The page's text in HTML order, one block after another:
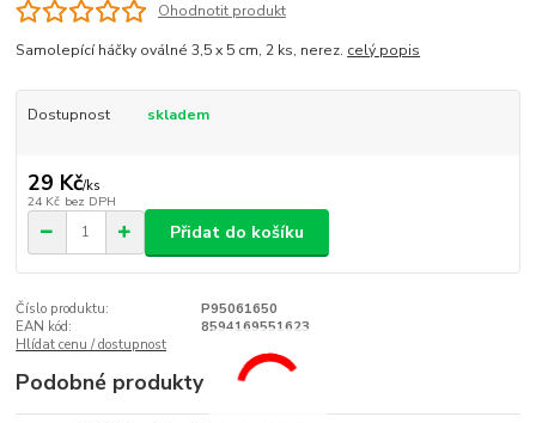
Ohodnotit produkt
Samolepící háčky oválné 3,5 x 5 cm, 2 ks, nerez. celý popis
Dostupnost skladem
29 Kč/ks
24 Kč bez DPH
Přidat do košíku
Číslo produktu:
P95061650
EAN kód:
8594169551623
Hlídat cenu / dostupnost
Podobné produkty